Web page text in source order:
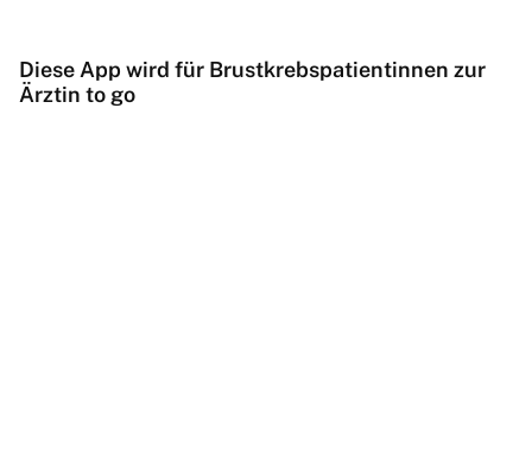
Diese App wird für Brustkrebspatientinnen zur
Ärztin to go